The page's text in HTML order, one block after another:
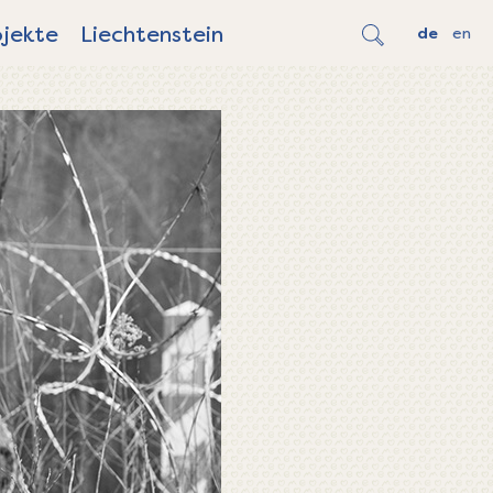
Liechtenstein de en